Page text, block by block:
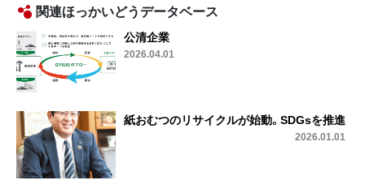
関連ほっかいどうデータベース
公清企業
2026.04.01
紙おむつのリサイクルが始動。SDGsを推進
2026.01.01